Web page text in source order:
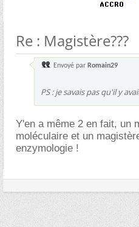
Re : Magistère???
Envoyé par Romain29
PS : je savais pas qu'il y
Y'en a même 2 en fait, un
moléculaire et un
enzymologie !